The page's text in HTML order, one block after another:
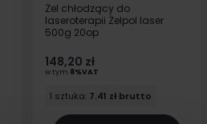
Żel chłodzący do
laseroterapii Żelpol laser
500g 20op
148,20 zł
w tym 8%VAT
1 sztuka: 7.41 zł brutto